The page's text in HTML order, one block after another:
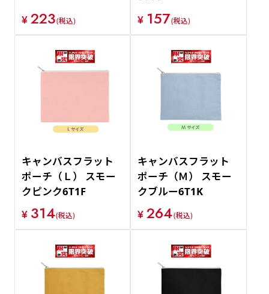
¥ 223(税込)
¥ 157(税込)
キャンバスフラット
ポーチ（Ｌ） スモー
クピンク6T1F
¥ 314(税込)
キャンバスフラット
ポーチ（Ｍ） スモー
クブルー6T1K
¥ 264(税込)